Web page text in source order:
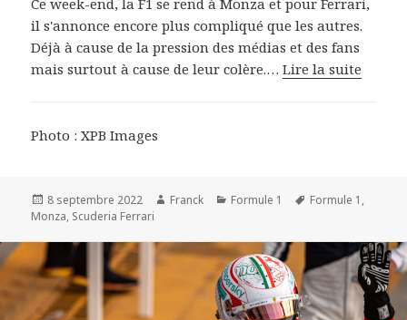
il s'annonce encore plus compliqué que les autres.
Déjà à cause de la pression des médias et des fans
mais surtout à cause de leur colère.…Lire la suite
Photo : XPB Images
Publié
le
8 septembre 2022 Auteur
Franck Catégories
Formule 1
Mots-
Formule 1 ,
Monza, Scuderia Ferrari